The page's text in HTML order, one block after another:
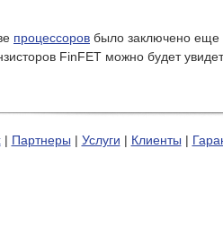
процессоров было заключено еще
FinFET можно будет
| Партнеры | Услуги | Клиенты |